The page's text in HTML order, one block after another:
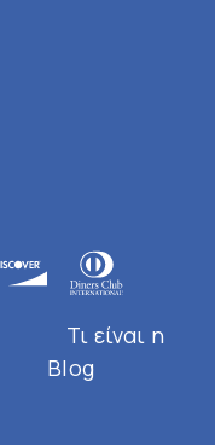
Τι είναι η
Blog